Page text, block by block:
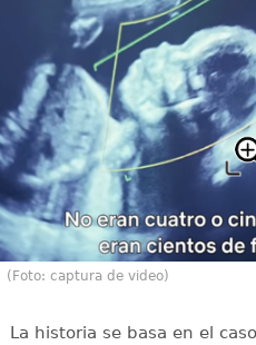
(Foto: captura de video)
La historia se basa en el